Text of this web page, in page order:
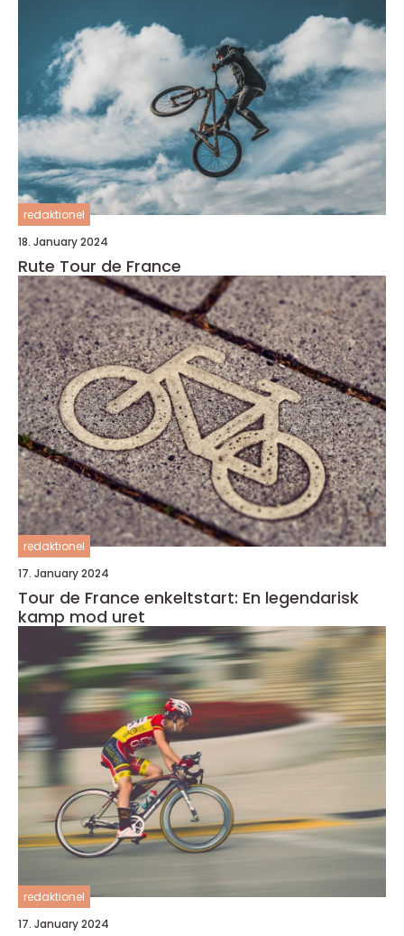
redaktionel
18. January 2024
Rute Tour de France
redaktionel
17. January 2024
Tour de France enkeltstart: En legendarisk
kamp mod uret
redaktionel
17. January 2024